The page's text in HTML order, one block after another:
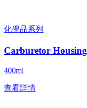
化學品系列
Carburetor
400ml
查看詳情